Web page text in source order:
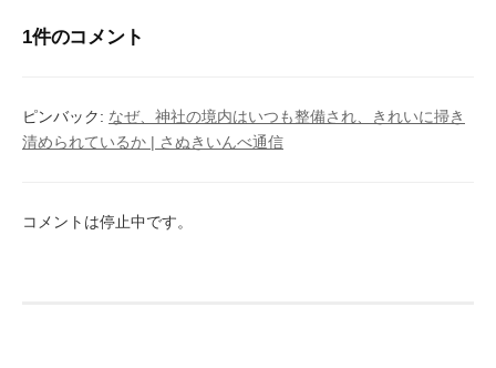
ー
ョ
1件のコメント
ピンバック: なぜ、神社の境内はいつも整備され、きれいに掃き
清められているか | さぬきいんべ通信
コメントは停止中です。